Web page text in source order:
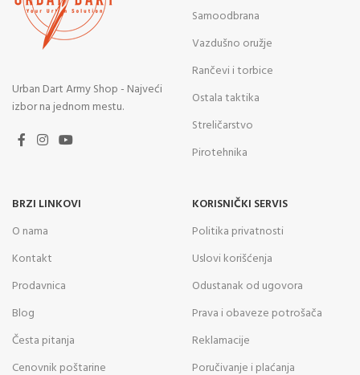
Urban Dart Army Shop - Najveći
izbor na jednom mestu.
Samoodbrana
Vazdušno oružje
Rančevi i torbice
Ostala taktika
Streličarstvo
Pirotehnika
BRZI LINKOVI
O nama
Kontakt
Prodavnica
Blog
Česta pitanja
Cenovnik poštarine
KORISNIČKI SERVIS
Politika privatnosti
Uslovi korišćenja
Odustanak od ugovora
Prava i obaveze potrošača
Reklamacije
Poručivanje i plaćanja